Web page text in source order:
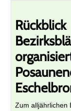
Rückblick
Zum alljährlichen